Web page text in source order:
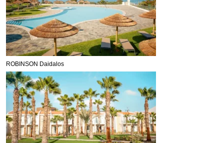
ROBINSON Daidalos